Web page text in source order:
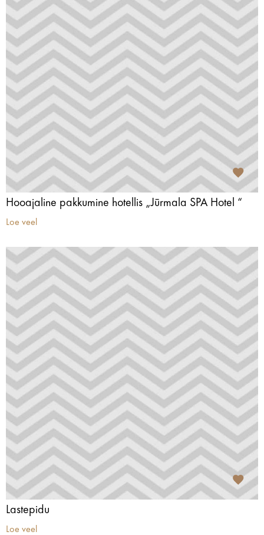
Hooajaline pakkumine hotellis „Jūrmala SPA Hotel “
Loe veel
Lastepidu
Loe veel